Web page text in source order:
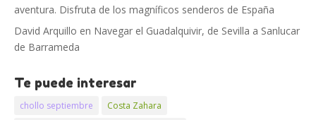
aventura. Disfruta de los magníficos senderos de España
David Arquillo en Navegar el Guadalquivir, de Sevilla a Sanlucar
de Barrameda
Te puede interesar
chollo septiembre
Costa Zahara